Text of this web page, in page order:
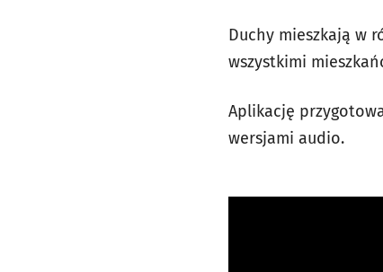
Duchy mieszkają w
wszystkimi
Aplikację
wersjami audio.